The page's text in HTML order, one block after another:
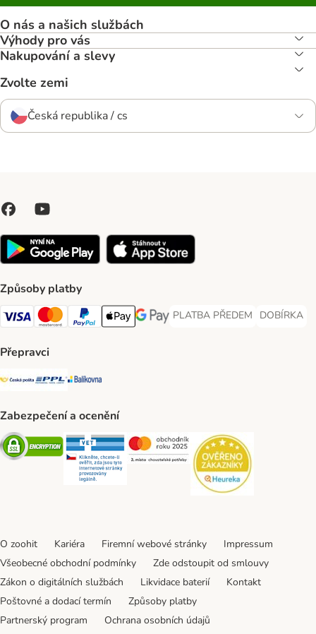
O nás a našich službách
Výhody pro vás
Nakupování a slevy
Zvolte zemi
Česká republika / cs
Způsoby platby
Visa Payment Method
Mastercard Payment Method
PayPal Payment Method
Apple pay Payment Method
GooglePay Payment Method
PLATBA PŘEDEM
PLATBA PŘEDEM Payment
DOBÍRKA
DOBÍRKA
Přepravci
Česká pošta Shipping Method
PPL Shipping Method
Zabezpečení a ocenění
Security Security Security
O zoohit Kariéra Firemní webové stránky
Impressum
Všeobecné obchodní podmínky
Zde odstoupit od smlouvy
Zákon o digitálních službách
Likvidace baterií
Kontakt
Poštovné a dodací termín
Způsoby platby
Partnerský program
Ochrana osobních údajů